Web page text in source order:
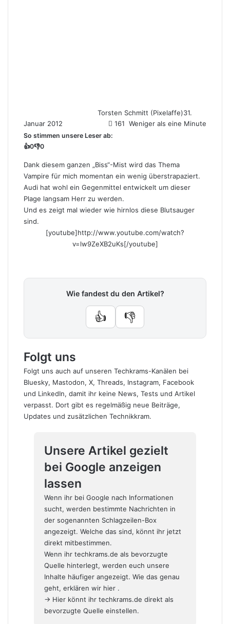
Torsten Schmitt (Pixelaffe)31.
Januar 2012
161 Weniger als eine Minute
So stimmen unsere Leser ab:
👍0👎0
Dank diesem ganzen „Biss“-Mist wird das Thema
Vampire für mich momentan ein wenig überstrapaziert.
Audi hat wohl ein Gegenmittel entwickelt um dieser
Plage langsam Herr zu werden.
Und es zeigt mal wieder wie hirnlos diese Blutsauger
sind.
[youtube]http://www.youtube.com/watch?
v=lw9ZeXB2uKs[/youtube]
Wie fandest du den Artikel?
👍 👎
Folgt uns
Folgt uns auch auf unseren Techkrams-Kanälen bei
Bluesky, Mastodon, X, Threads, Instagram, Facebook
und LinkedIn, damit ihr keine News, Tests und Artikel
verpasst. Dort gibt es regelmäßig neue Beiträge,
Updates und zusätzlichen Technikkram.
Unsere Artikel gezielt
bei Google anzeigen
lassen
Wenn ihr bei Google nach Informationen
sucht, werden bestimmte Nachrichten in
der sogenannten Schlagzeilen-Box
angezeigt. Welche das sind, könnt ihr jetzt
direkt mitbestimmen.
Wenn ihr techkrams.de als bevorzugte
Quelle hinterlegt, werden euch unsere
Inhalte häufiger angezeigt. Wie das genau
geht, erklären wir hier .
→ Hier könnt ihr techkrams.de direkt als
bevorzugte Quelle einstellen.